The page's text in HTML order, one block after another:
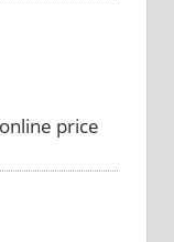
price